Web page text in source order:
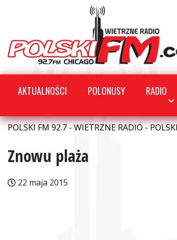
AKTUALNOŚCI POLONUSY RADIO
POLSKI FM 92.7 - WIETRZNE RADIO -
Znowu plaża
22 maja 2015